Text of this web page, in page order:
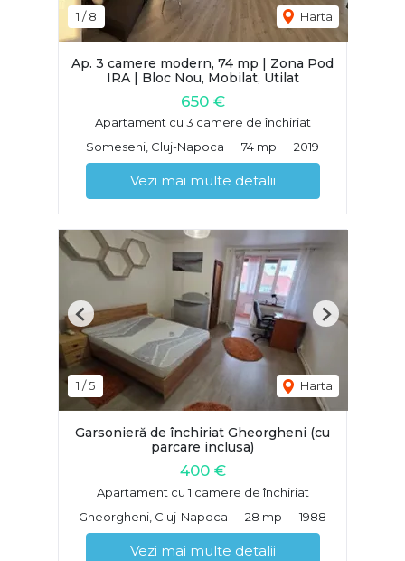
1 /8 Harta
Ap. 3 camere modern, 74 mp | Zona Pod
IRA | Bloc Nou, Mobilat, Utilat
650 €
Apartament cu 3 camere de închiriat
Someseni, Cluj-Napoca
74 mp 2019
Vezi mai multe detalii
1 /5 Harta
Previous Next
Garsonieră de închiriat Gheorgheni (cu
parcare inclusa)
400 €
Apartament cu 1 camere de închiriat
Gheorgheni, Cluj-Napoca
28 mp 1988
Vezi mai multe detalii